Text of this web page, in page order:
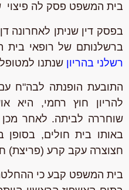
בית המשפט פסק לה פיצוי של 206,400
בפסק דין שניתן לאחרונה
ברשלנותם של רופאי בית
רשלני בהריוןשנתנו
התובעת הופנתה לבה"ח
שוחררה לביתה. לאחר מכן
באותו בית חולים, בסופן
חצוצרה עקב קרע (פריצת)
בית המשפט קבע כי